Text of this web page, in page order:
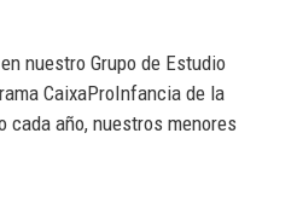
nuestro Grupo de Estudio
CaixaProInfancia de la
cada año, nuestros menores